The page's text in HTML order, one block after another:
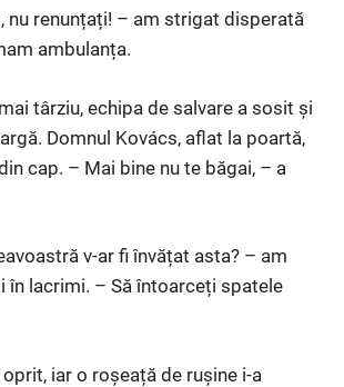
nu renunțați! – am strigat disperată
ambulanța.
târziu, echipa de salvare a sosit și
Domnul Kovács, aflat la poartă,
cap. – Mai bine nu te băgai, – a
v-ar fi învățat asta? – am
în lacrimi. – Să întoarceți spatele
iar o roșeață de rușine i-a